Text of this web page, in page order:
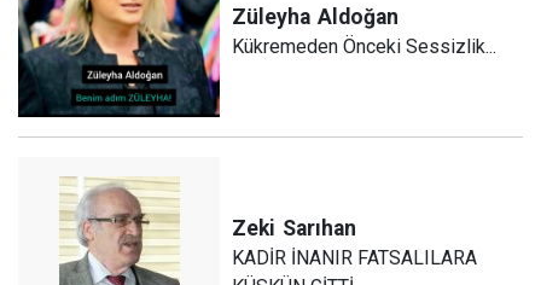
Züleyha Aldoğan
Kükremeden Önceki Sessizlik...
Zeki Sarıhan
KADİR İNANIR FATSALILARA